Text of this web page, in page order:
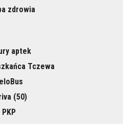
zdrowia
aptek
Tczewa
(50)
PKP